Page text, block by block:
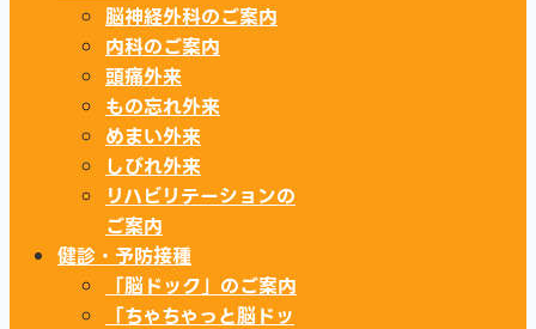
脳神経外科のご案内
内科のご案内
頭痛外来
もの忘れ外来
めまい外来
しびれ外来
リハビリテーションの
ご案内
健診・予防接種
「脳ドック」のご案内
「ちゃちゃっと脳ドッ